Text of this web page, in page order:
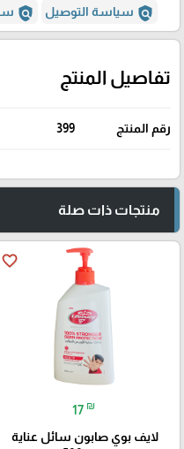
policy سياسة التوصيل policy
تفاصيل المنتج
رقم المنتج 399
منتجات ذات صلة
favorite_border
17 ₪
لايف بوي صابون سائل عناية